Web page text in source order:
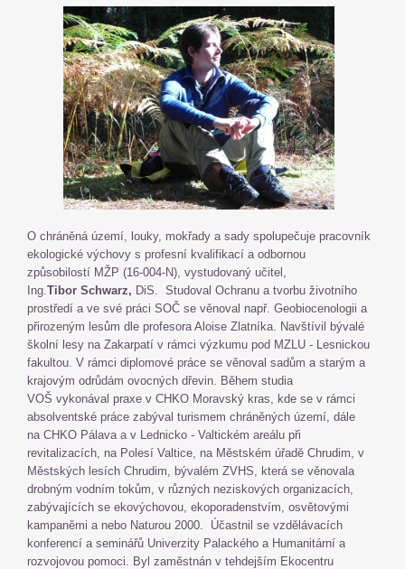
O chráněná území, louky, mokřady a sady spolupečuje pracovník
ekologické výchovy s profesní kvalifikací a odbornou
způsobilostí MŽP (16-004-N), vystudovaný učitel,
Ing.Tibor Schwarz, DiS. Studoval Ochranu a tvorbu životního
prostředí a ve své práci SOČ se věnoval např. Geobiocenologii a
přirozeným lesům dle profesora Aloise Zlatníka. Navštívil bývalé
školní lesy na Zakarpatí v rámci výzkumu pod MZLU - Lesnickou
fakultou. V rámci diplomové práce se věnoval sadům a starým a
krajovým odrůdám ovocných dřevin. Během studia
VOŠ vykonával praxe v CHKO Moravský kras, kde se v rámci
absolventské práce zabýval turismem chráněných území, dále
na CHKO Pálava a v Lednicko - Valtickém areálu při
revitalizacích, na Polesí Valtice, na Městském úřadě Chrudim, v
Městských lesích Chrudim, bývalém ZVHS, která se věnovala
drobným vodním tokům, v různých neziskových organizacích,
zabývajících se ekovýchovou, ekoporadenstvím, osvětovými
kampaněmi a nebo Naturou 2000. Účastnil se vzdělávacích
konferencí a seminářů Univerzity Palackého a Humanitární a
rozvojovou pomoci. Byl zaměstnán v tehdejším Ekocentru